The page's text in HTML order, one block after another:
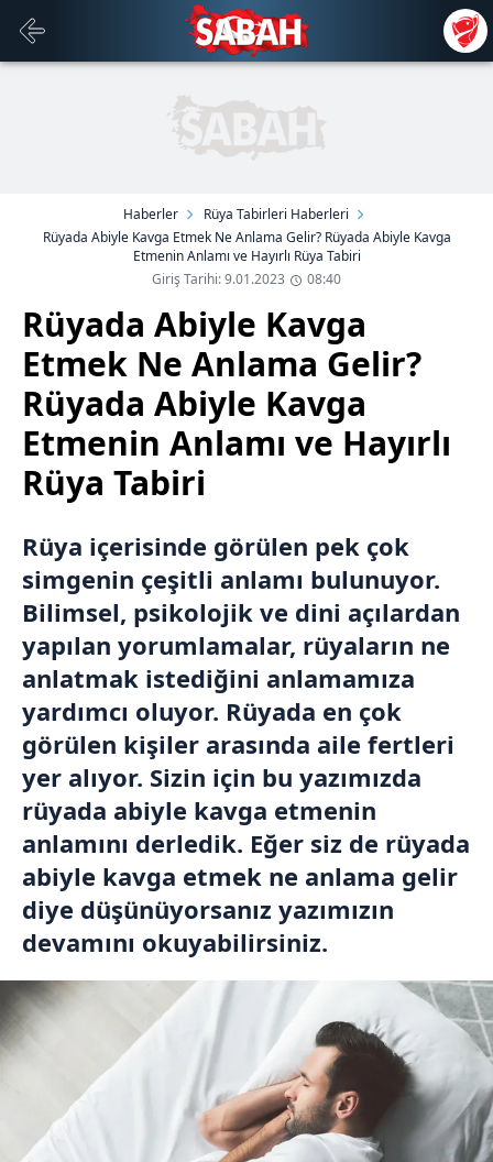
Haberler
Rüya Tabirleri Haberleri
Rüyada Abiyle Kavga Etmek Ne Anlama Gelir? Rüyada Abiyle Kavga
Etmenin Anlamı ve Hayırlı Rüya Tabiri
Giriş Tarihi: 9.01.2023
08:40
Rüyada Abiyle Kavga
Etmek Ne Anlama Gelir?
Rüyada Abiyle Kavga
Etmenin Anlamı ve Hayırlı
Rüya Tabiri
Rüya içerisinde görülen pek çok
simgenin çeşitli anlamı bulunuyor.
Bilimsel, psikolojik ve dini açılardan
yapılan yorumlamalar, rüyaların ne
anlatmak istediğini anlamamıza
yardımcı oluyor. Rüyada en çok
görülen kişiler arasında aile fertleri
yer alıyor. Sizin için bu yazımızda
rüyada abiyle kavga etmenin
anlamını derledik. Eğer siz de rüyada
abiyle kavga etmek ne anlama gelir
diye düşünüyorsanız yazımızın
devamını okuyabilirsiniz.